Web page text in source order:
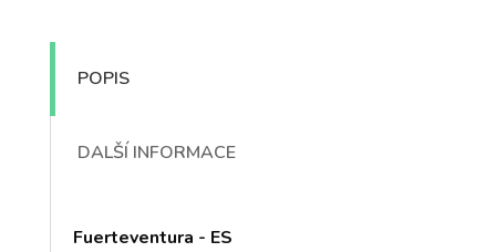
POPIS
DALŠÍ INFORMACE
Fuerteventura - ES